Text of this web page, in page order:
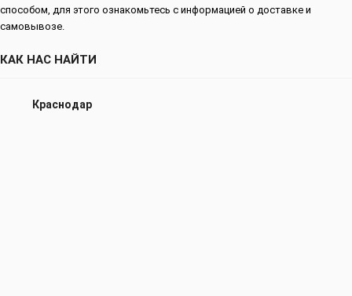
способом, для этого ознакомьтесь с информацией о доставке и
самовывозе.
КАК НАС НАЙТИ
Краснодар